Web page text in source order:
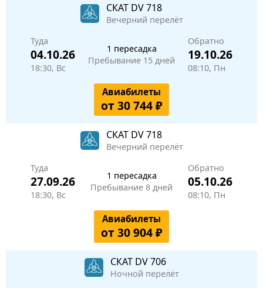
СКАТ DV 718
Вечерний перелёт
Туда
04.10.26
18:30, Вс
1 пересадка
Пребывание 15 дней
Обратно
19.10.26
08:10, Пн
Авиабилеты
от 30 744 ₽
СКАТ DV 718
Вечерний перелёт
Туда
27.09.26
18:30, Вс
1 пересадка
Пребывание 8 дней
Обратно
05.10.26
08:10, Пн
Авиабилеты
от 30 904 ₽
СКАТ DV 706
Ночной перелёт